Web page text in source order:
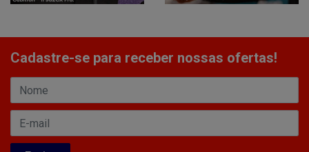
Cadastre-se para receber nossas ofertas!